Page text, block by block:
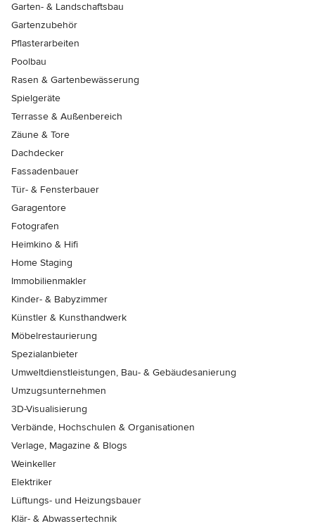
Garten- & Landschaftsbau
Gartenzubehör
Pflasterarbeiten
Poolbau
Rasen & Gartenbewässerung
Spielgeräte
Terrasse & Außenbereich
Zäune & Tore
Dachdecker
Fassadenbauer
Tür- & Fensterbauer
Garagentore
Fotografen
Heimkino & Hifi
Home Staging
Immobilienmakler
Kinder- & Babyzimmer
Künstler & Kunsthandwerk
Möbelrestaurierung
Spezialanbieter
Umweltdienstleistungen, Bau- & Gebäudesanierung
Umzugsunternehmen
3D-Visualisierung
Verbände, Hochschulen & Organisationen
Verlage, Magazine & Blogs
Weinkeller
Elektriker
Lüftungs- und Heizungsbauer
Klär- & Abwassertechnik